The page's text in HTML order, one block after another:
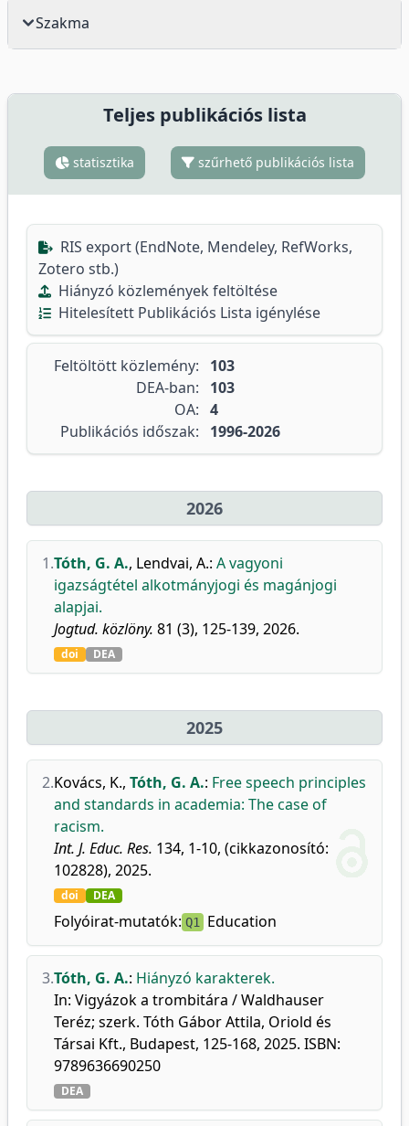
Szakma
Teljes publikációs lista
statisztika szűrhető publikációs lista
RIS export (EndNote, Mendeley, RefWorks,
Zotero stb.)
Hiányzó közlemények feltöltése
Hitelesített Publikációs Lista igénylése
Feltöltött közlemény:
103
DEA-ban:
103
OA: 4
Publikációs időszak:
1996-2026
2026
1.Tóth, G. A., Lendvai, A.: A vagyoni
igazságtétel alkotmányjogi és magánjogi
alapjai.
Jogtud. közlöny. 81 (3), 125-139, 2026.
doi DEA
2025
2.Kovács, K., Tóth, G. A.: Free speech principles
and standards in academia: The case of
racism.
Int. J. Educ. Res. 134, 1-10, (cikkazonosító:
102828), 2025.
doi DEA
Folyóirat-mutatók: Q1 Education
3.Tóth, G. A.: Hiányzó karakterek.
In: Vigyázok a trombitára / Waldhauser
Teréz; szerk. Tóth Gábor Attila, Oriold és
Társai Kft., Budapest, 125-168, 2025. ISBN:
9789636690250
DEA